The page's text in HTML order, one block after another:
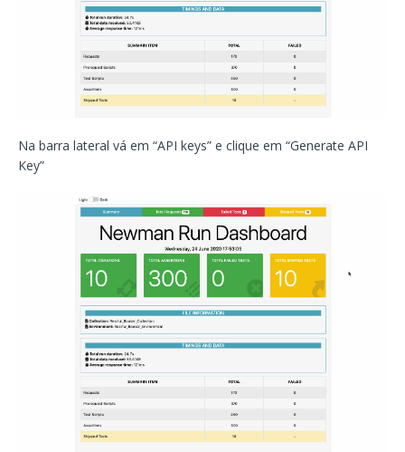
Na barra lateral vá em “API keys” e clique em “Generate API
Key”